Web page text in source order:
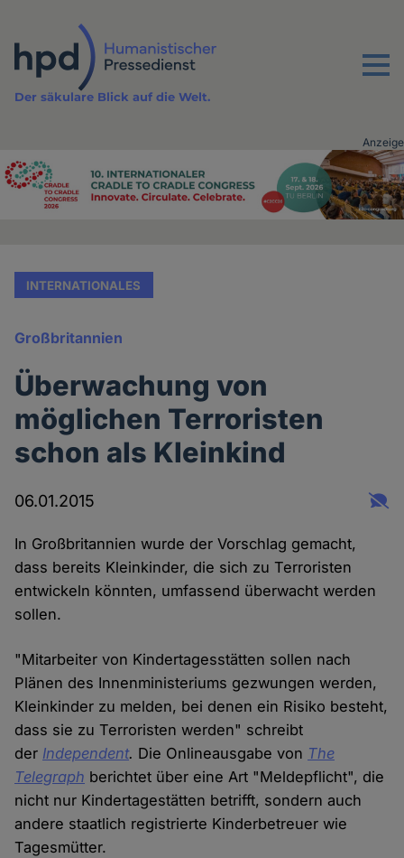
Inhalt
Menu
Der säkulare Blick auf die Welt.
Advertising
Anzeige
INTERNATIONALES
Großbritannien
Überwachung von
möglichen Terroristen
schon als Kleinkind
06.01.2015
In Großbritannien wurde der Vorschlag gemacht,
dass bereits Kleinkinder, die sich zu Terroristen
entwickeln könnten, umfassend überwacht werden
sollen.
"Mitarbeiter von Kindertagesstätten sollen nach
Plänen des Innenministeriums gezwungen werden,
Kleinkinder zu melden, bei denen ein Risiko besteht,
dass sie zu Terroristen werden" schreibt
der Independent. Die Onlineausgabe von The
Telegraph berichtet über eine Art "Meldepflicht", die
nicht nur Kindertagestätten betrifft, sondern auch
andere staatlich registrierte Kinderbetreuer wie
Tagesmütter.